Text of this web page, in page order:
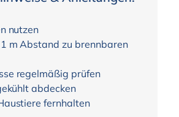
nutzen
m Abstand zu brennbaren
regelmäßig prüfen
abdecken
fernhalten